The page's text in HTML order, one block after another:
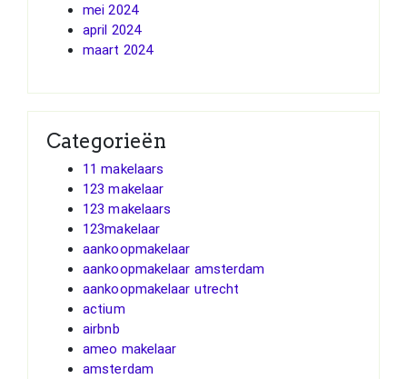
mei 2024
april 2024
maart 2024
Categorieën
11 makelaars
123 makelaar
123 makelaars
123makelaar
aankoopmakelaar
aankoopmakelaar amsterdam
aankoopmakelaar utrecht
actium
airbnb
ameo makelaar
amsterdam